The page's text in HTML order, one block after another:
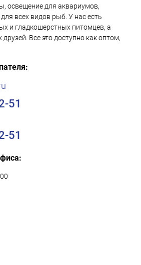
освещение для аквариумов,
всех видов рыб. У нас есть
и гладкошерстных питомцев, а
Все это доступно как оптом,
51
51